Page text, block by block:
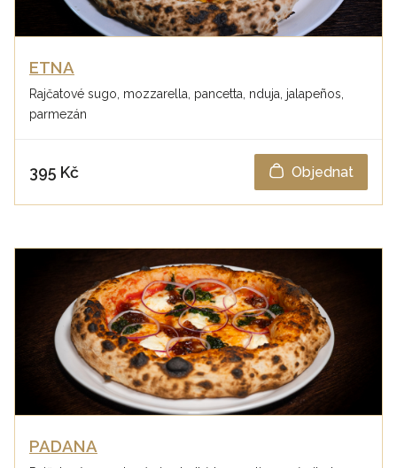
ETNA
Rajčatové sugo, mozzarella, pancetta, nduja, jalapeños,
parmezán
395 Kč Objednat
PADANA